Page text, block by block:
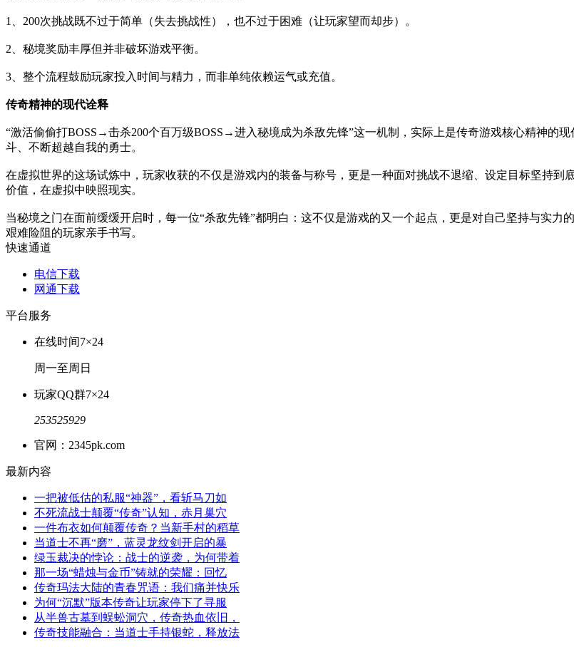
1、200次挑战既不过于简单（失去挑战性），也不过于困难（让玩家望而却步）。
2、秘境奖励丰厚但并非破坏游戏平衡。
3、整个流程鼓励玩家投入时间与精力，而非单纯依赖运气或充值。
传奇精神的现代诠释
“激活偷偷打BOSS→击杀200个百万级BOSS→进入秘境成为杀敌先锋”这一机制，实际上是传奇游戏核心精神的
斗、不断超越自我的勇士。
在虚拟世界的这场试炼中，玩家收获的不仅是游戏内的装备与称号，更是一种面对挑战不退缩、设定目标坚持
价值，在虚拟中映照现实。
当秘境之门在面前缓缓开启时，每一位“杀敌先锋”都明白：这不仅是游戏的又一个起点，更是对自己坚持与实
艰难险阻的玩家亲手书写。
快速通道
电信下载
网通下载
平台服务
在线时间7×24
周一至周日
玩家QQ群7×24
253525929
官网：2345pk.com
最新内容
一把被低估的私服“神器”，看斩马刀如
不死流战士颠覆“传奇”认知，赤月巢穴
一件布衣如何颠覆传奇？当新手村的稻草
当道士不再“磨”，蓝灵龙纹剑开启的暴
绿玉裁决的悖论：战士的逆袭，为何带着
那一场“蜡烛与金币”铸就的荣耀：回忆
传奇玛法大陆的青春咒语：我们痛并快乐
为何“沉默”版本传奇让玩家停下了寻服
从半兽古墓到蜈蚣洞穴，传奇热血依旧，
传奇技能融合：当道士手持银蛇，释放法